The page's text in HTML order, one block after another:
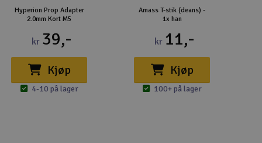
Hyperion Prop Adapter
2.0mm Kort M5
kr 39,-
Kjøp
4-10 på lager
Amass T-stik (deans) -
1x han
kr 11,-
Kjøp
100+ på lager